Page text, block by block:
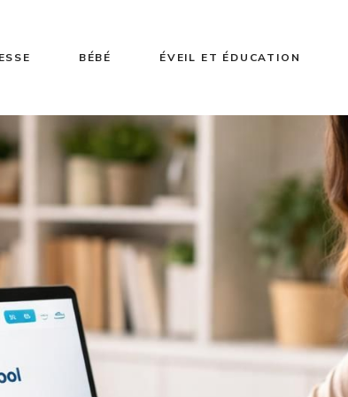
BÉBÉ ÉVEIL ET ÉDUCATION